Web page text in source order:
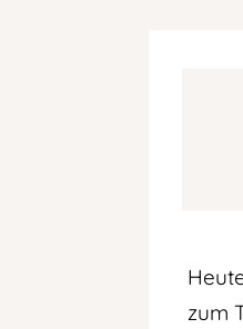
zum